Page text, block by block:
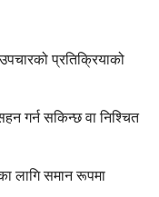
प्रतिक्रियाको
गर्न सकिन्छ वा निश्चित
लागि समान रूपमा